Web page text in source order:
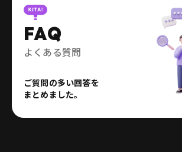
FAQ
よくある質問
ご質問の多い回答を
まとめました。